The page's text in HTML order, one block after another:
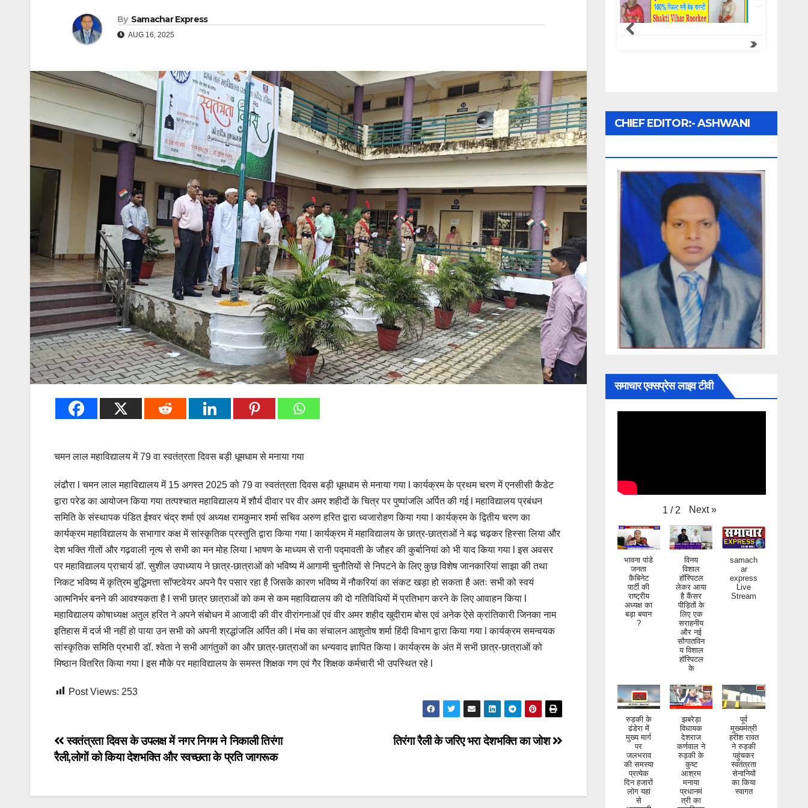
By Samachar Express
AUG 16, 2025
चमन लाल महाविद्यालय में 79 वा स्वतंत्रता दिवस बड़ी धूमधाम से मनाया गया
लंढौरा l चमन लाल महाविद्यालय में 15 अगस्त 2025 को 79 वा स्वतंत्रता दिवस बड़ी धूमधाम से मनाया गया l कार्यक्रम के प्रथम चरण में एनसीसी कैडेट
द्वारा परेड का आयोजन किया गया तत्पश्चात महाविद्यालय में शौर्य दीवार पर वीर अमर शहीदों के चित्र पर पुष्पांजलि अर्पित की गई l महाविद्यालय प्रबंधन
समिति के संस्थापक पंडित ईश्वर चंद्र शर्मा एवं अध्यक्ष रामकुमार शर्मा सचिव अरुण हरित द्वारा ध्वजारोहण किया गया l कार्यक्रम के द्वितीय चरण का
कार्यक्रम महाविद्यालय के सभागार कक्ष में सांस्कृतिक प्रस्तुति द्वारा किया गया l कार्यक्रम में महाविद्यालय के छात्र-छात्राओं ने बढ़ चढ़कर हिस्सा लिया और
देश भक्ति गीतों और गढ़वाली नृत्य से सभी का मन मोह लिया l भाषण के माध्यम से रानी पद्मावती के जौहर की कुर्बानियां को भी याद किया गया l इस अवसर
पर महाविद्यालय प्राचार्य डॉ. सुशील उपाध्याय ने छात्र-छात्राओं को भविष्य में आगामी चुनौतियों से निपटने के लिए कुछ विशेष जानकारियां साझा की तथा
निकट भविष्य में कृत्रिम बुद्धिमत्ता सॉफ्टवेयर अपने पैर पसार रहा है जिसके कारण भविष्य में नौकरियां का संकट खड़ा हो सकता है अतः सभी को स्वयं
आत्मनिर्भर बनने की आवश्यकता है l सभी छात्र छात्राओं को कम से कम महाविद्यालय की दो गतिविधियों में प्रतिभाग करने के लिए आवाहन किया l
महाविद्यालय कोषाध्यक्ष अतुल हरित ने अपने संबोधन में आजादी की वीर वीरांगनाओं एवं वीर अमर शहीद खुदीराम बोस एवं अनेक ऐसे क्रांतिकारी जिनका नाम
इतिहास में दर्ज भी नहीं हो पाया उन सभी को अपनी श्रद्धांजलि अर्पित की l मंच का संचालन आशुतोष शर्मा हिंदी विभाग द्वारा किया गया l कार्यक्रम समन्वयक
सांस्कृतिक समिति प्रभारी डॉ. श्वेता ने सभी आगंतुकों का और छात्र-छात्राओं का धन्यवाद ज्ञापित किया l कार्यक्रम के अंत में सभी छात्र-छात्राओं को
मिष्ठान वितरित किया गया l इस मौके पर महाविद्यालय के समस्त शिक्षक गण एवं गैर शिक्षक कर्मचारी भी उपस्थित रहे l
Post Views: 253
Post
navigation
तिरंगा रैली के जरिए भरा देशभक्ति का जोश
स्वतंत्रता दिवस के उपलक्ष में नगर निगम ने निकाली तिरंगा
रैली,लोगों को किया देशभक्ति और स्वच्छता के प्रति जागरूक
UPADHYAY
1 / 2 Next »
भावना पांडे
जनता
कैबिनेट
पार्टी की
राष्ट्रीय
अध्यक्ष का
बड़ा बयान
?
विनय
विशाल
हॉस्पिटल
लेकर आया
है कैंसर
पीड़ितों के
लिए एक
सराहनीय
और नई
सौगातविन
य विशाल
हॉस्पिटल
के
samach
ar
express
Live
Stream
रुड़की के
ढंडेरा में
मुख्य मार्ग
पर
जलभराव
की समस्या
प्रत्येक
दिन हजारों
लोग यहां
से
आवाजाही
करते
झबरेड़ा
विधायक
देशराज
कर्णवाल ने
रुड़की के
कुष्ट
आश्रम
मनाया
प्रधानमं
त्री का
जन्मदिवस
पूर्व
मुख्यमंत्री
हरीश रावत
ने रुड़की
पहुंचकर
स्वतंत्रता
सेनानियों
का किया
स्वागत